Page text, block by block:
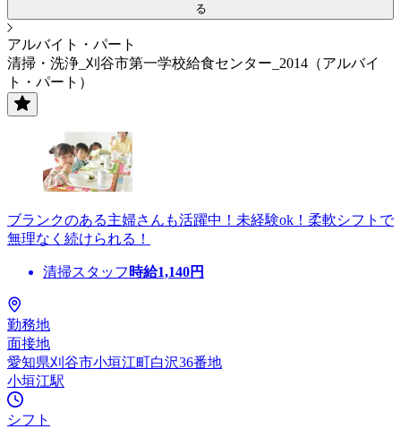
る
アルバイト・パート
清掃・洗浄_刈谷市第一学校給食センター_2014（アルバイ
ト・パート）
ブランクのある主婦さんも活躍中！未経験ok！柔軟シフトで
無理なく続けられる！
清掃スタッフ 時給1,140円
勤務地
面接地
愛知県刈谷市小垣江町白沢36番地
小垣江駅
シフト